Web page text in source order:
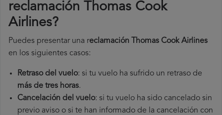
reclamación Thomas Cook
Airlines?
Puedes presentar una reclamación Thomas Cook Airlines
en los siguientes casos:
Retraso del vuelo: si tu vuelo ha sufrido un retraso de
más de tres horas.
Cancelación del vuelo: si tu vuelo ha sido cancelado sin
previo aviso o si te han informado de la cancelación con